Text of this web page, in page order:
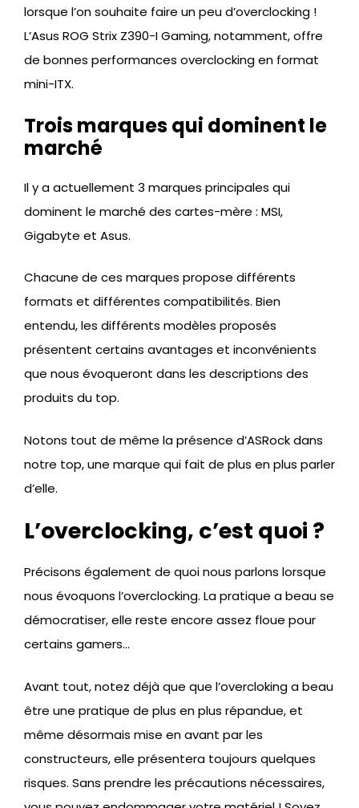
lorsque l’on souhaite faire un peu d’overclocking !
L’Asus ROG Strix Z390-I Gaming, notamment, offre
de bonnes performances overclocking en format
mini-ITX.
Trois marques qui dominent le
marché
Il y a actuellement 3 marques principales qui
dominent le marché des cartes-mère : MSI,
Gigabyte et Asus.
Chacune de ces marques propose différents
formats et différentes compatibilités. Bien
entendu, les différents modèles proposés
présentent certains avantages et inconvénients
que nous évoqueront dans les descriptions des
produits du top.
Notons tout de même la présence d’ASRock dans
notre top, une marque qui fait de plus en plus parler
d’elle.
L’overclocking, c’est quoi ?
Précisons également de quoi nous parlons lorsque
nous évoquons l’overclocking. La pratique a beau se
démocratiser, elle reste encore assez floue pour
certains gamers…
Avant tout, notez déjà que que l’overcloking a beau
être une pratique de plus en plus répandue, et
même désormais mise en avant par les
constructeurs, elle présentera toujours quelques
risques. Sans prendre les précautions nécessaires,